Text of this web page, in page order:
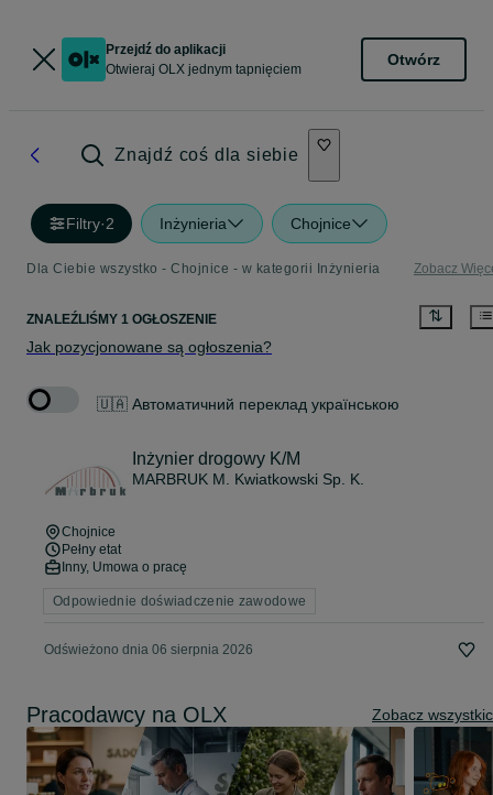
Przejdź do aplikacji
Otwieraj OLX jednym tapnięciem
Otwórz
Znajdź coś dla siebie
Filtry·2 Inżynieria Chojnice
Dla Ciebie wszystko - Chojnice - w kategorii Inżynieria Zobacz
ZNALEŹLIŚMY 1 OGŁOSZENIE
Jak pozycjonowane są ogłoszenia?
🇺🇦 Автоматичний переклад українською
Inżynier drogowy K/M
MARBRUK M. Kwiatkowski Sp. K.
Chojnice
Pełny etat
Inny, Umowa o pracę
Odpowiednie doświadczenie zawodowe
Odświeżono dnia 06 sierpnia 2026
Pracodawcy na OLX Zobacz